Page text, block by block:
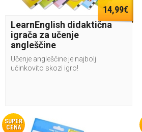
14,99€
LearnEnglish didaktična
igrača za učenje
angleščine
Učenje angleščine je najbolj
učinkovito skozi igro!
SUPER
CENA